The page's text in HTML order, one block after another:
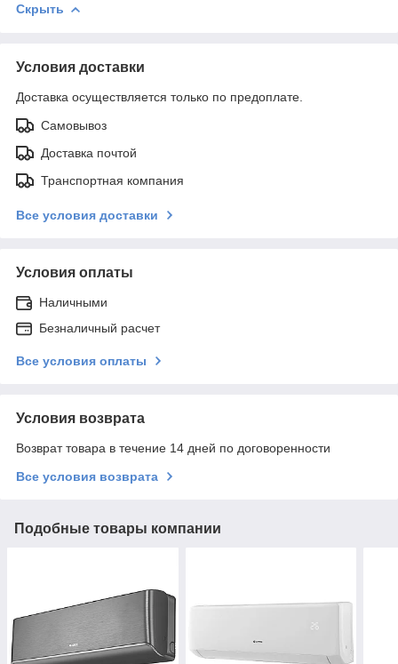
Скрыть
Условия доставки
Доставка осуществляется только по предоплате.
Самовывоз
Доставка почтой
Транспортная компания
Все условия доставки
Условия оплаты
Наличными
Безналичный расчет
Все условия оплаты
Условия возврата
Возврат товара в течение 14 дней по договоренности
Все условия возврата
Подобные товары компании